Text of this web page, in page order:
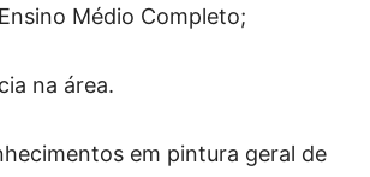
Médio Completo;
na área.
em pintura geral de